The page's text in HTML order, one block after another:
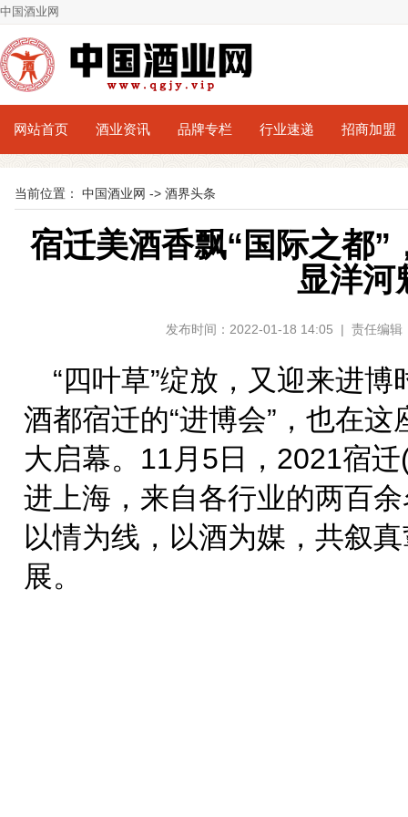
中国酒业网
网站首页 酒业资讯 品牌专栏 行业速递 招商加盟
当前位置： 中国酒业网 -> 酒界头条
宿迁美酒香飘“国际之都”
显洋河
发布时间：2022-01-18 14:05 | 责任编
“四叶草”绽放，又迎来进
酒都宿迁的“进博会”，也在
大启幕。11月5日，2021宿
进上海，来自各行业的两百
以情为线，以酒为媒，共叙
展。